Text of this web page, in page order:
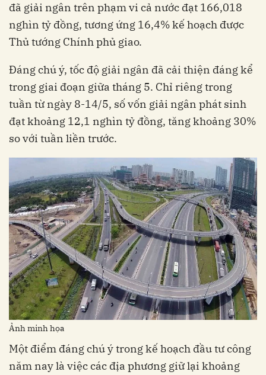
đã giải ngân trên phạm vi cả nước đạt 166,018
nghìn tỷ đồng, tương ứng 16,4% kế hoạch được
Thủ tướng Chính phủ giao.
Đáng chú ý, tốc độ giải ngân đã cải thiện đáng kể
trong giai đoạn giữa tháng 5. Chỉ riêng trong
tuần từ ngày 8-14/5, số vốn giải ngân phát sinh
đạt khoảng 12,1 nghìn tỷ đồng, tăng khoảng 30%
so với tuần liền trước.
Ảnh minh họa
Một điểm đáng chú ý trong kế hoạch đầu tư công
năm nay là việc các địa phương giữ lại khoảng